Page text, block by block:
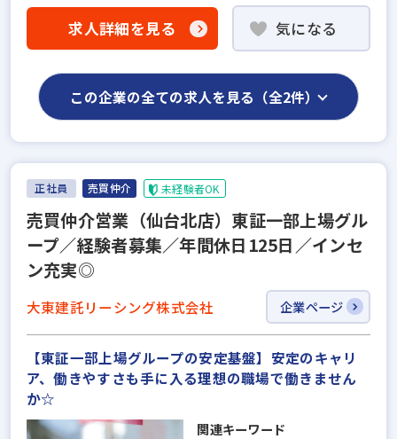
求人詳細を見る 気になる
この企業の全ての求人を見る（全2件）
正社員 売買仲介 未経験者OK
売買仲介営業（仙台北店）東証一部上場グル
ープ／経験者募集／年間休日125日／インセ
ン充実◎
大東建託リーシング株式会社 企業ページ
【東証一部上場グループの安定基盤】安定のキャリ
ア、働きやすさも手に入る理想の職場で働きません
か☆
関連キーワード